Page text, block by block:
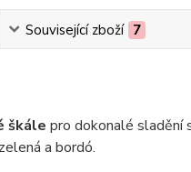
Související zboží 7
škále pro dokonalé sladění
a bordó.